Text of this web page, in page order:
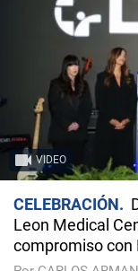
VIDEO
CELEBRACIÓN
Leon Medical
compromiso con